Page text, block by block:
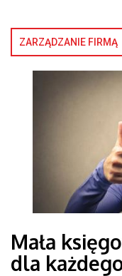
ZARZĄDZANIE FIRMĄ
Mała
dla